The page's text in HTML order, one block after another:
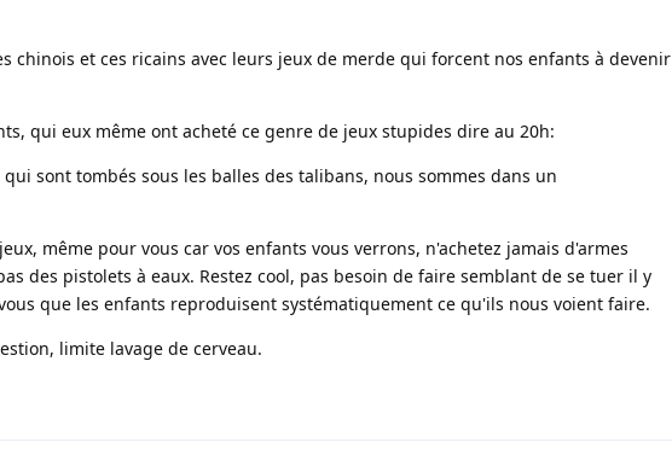
chinois et ces ricains avec leurs jeux de merde qui forcent nos enfants à devenir
qui eux même ont acheté ce genre de jeux stupides dire au 20h:
sont tombés sous les balles des talibans, nous sommes dans un
même pour vous car vos enfants vous verrons, n'achetez jamais d'armes
des pistolets à eaux. Restez cool, pas besoin de faire semblant de se tuer il y
que les enfants reproduisent systématiquement ce qu'ils nous voient faire.
limite lavage de cerveau.